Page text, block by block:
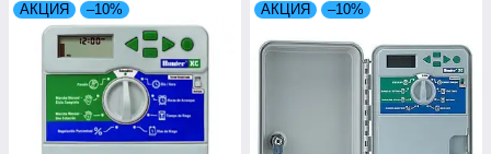
АКЦИЯ –10% АКЦИЯ –10%